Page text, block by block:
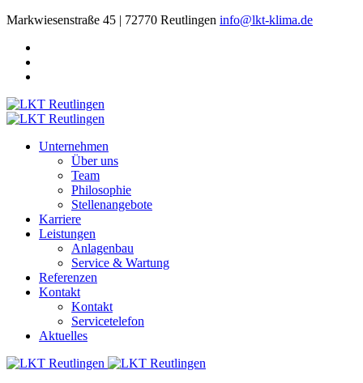
Markwiesenstraße 45 | 72770 Reutlingen info@lkt-klima.de
Unternehmen
Über uns
Team
Philosophie
Stellenangebote
Karriere
Leistungen
Anlagenbau
Service & Wartung
Referenzen
Kontakt
Kontakt
Servicetelefon
Aktuelles